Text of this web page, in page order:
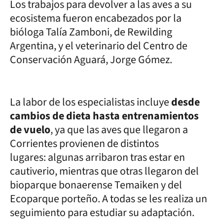
Los trabajos para devolver a las aves a su
ecosistema fueron encabezados por la
bióloga Talía Zamboni, de Rewilding
Argentina, y el veterinario del Centro de
Conservación Aguará, Jorge Gómez.
La labor de los especialistas incluyedesde
cambios de dieta hasta entrenamientos
de vuelo, ya que las aves que llegaron a
Corrientes provienen de distintos
lugares: algunas arribaron tras estar en
cautiverio, mientras que otras llegaron del
bioparque bonaerense Temaiken y del
Ecoparque porteño. A todas se les realiza un
seguimiento para estudiar su adaptación.